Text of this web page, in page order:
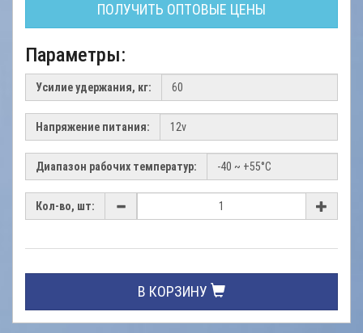
ПОЛУЧИТЬ ОПТОВЫЕ ЦЕНЫ
Параметры:
Усилие удержания, кг:
Напряжение питания:
Диапазон рабочих температур:
Кол-во, шт:
В КОРЗИНУ